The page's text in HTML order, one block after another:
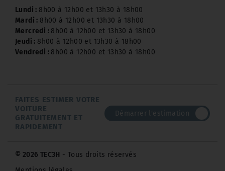
Lundi : 8h00 à 12h00 et 13h30 à 18h00
Mardi : 8h00 à 12h00 et 13h30 à 18h00
Mercredi : 8h00 à 12h00 et 13h30 à 18h00
Jeudi : 8h00 à 12h00 et 13h30 à 18h00
Vendredi : 8h00 à 12h00 et 13h30 à 18h00
FAITES ESTIMER VOTRE
VOITURE
GRATUITEMENT ET
RAPIDEMENT
Démarrer l'estimation
© 2026 TEC3H - Tous droits réservés